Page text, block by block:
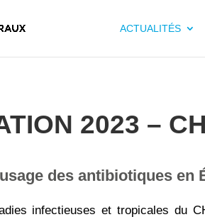
ACTUALITÉS
2023 –
des antibiotiques en
infectieuses et tropicales du